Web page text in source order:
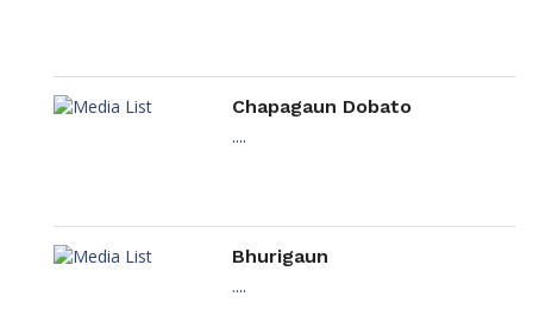
Chapagaun Dobato
....
Bhurigaun
....